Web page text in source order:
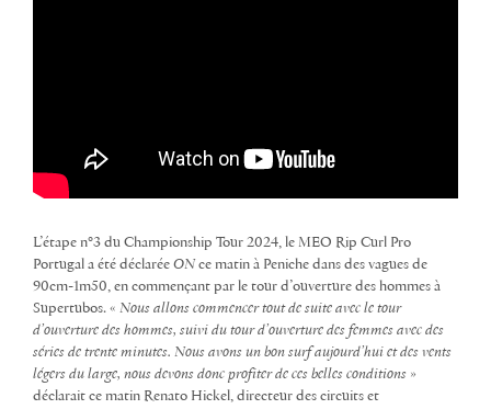
L’étape n°3 du Championship Tour 2024, le MEO Rip Curl Pro
Portugal a été déclarée ONce matin à Peniche dans des vagues de
90cm-1m50, en commençant par le tour d’ouverture des hommes à
Supertubos. « Nous allons commencer tout de suite avec le tour
d’ouverture des hommes, suivi du tour d’ouverture des femmes avec des
séries de trente minutes. Nous avons un bon surf aujourd’hui et des vents
légers du large, nous devons donc profiter de ces belles conditions »
déclarait ce matin Renato Hickel, directeur des circuits et